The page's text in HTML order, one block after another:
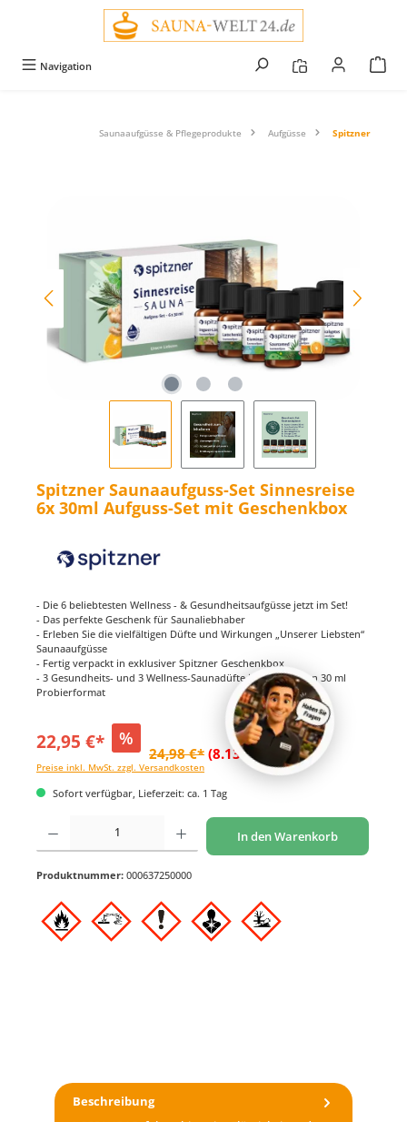
Navigation
Saunaaufgüsse & Pflegeprodukte Aufgüsse Spitzner
Spitzner Saunaaufguss-Set Sinnesreise
6x 30ml Aufguss-Set mit Geschenkbox
- Die 6 beliebtesten Wellness - & Gesundheitsaufgüsse jetzt im Set!
- Das perfekte Geschenk für Saunaliebhaber
- Erleben Sie die vielfältigen Düfte und Wirkungen „Unserer Liebsten“
Saunaaufgüsse
- Fertig verpackt in exklusiver Spitzner Geschenkbox
- 3 Gesundheits- und 3 Wellness-Saunadüfte im praktischen 30 ml
Probierformat
22,95 €* %
24,98 €* (8.13% gespart)
Preise inkl. MwSt. zzgl. Versandkosten
Sofort verfügbar, Lieferzeit: ca. 1 Tag
Produkt Anzahl: Gib den gewünschten Wert ein oder benutze die Schaltflächen um
In den Warenkorb
Produktnummer: 000637250000
Beschreibung